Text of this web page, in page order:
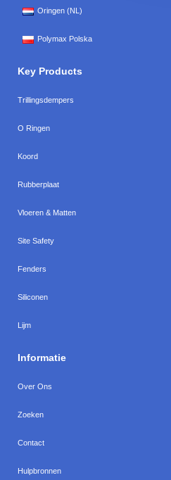
Oringen (NL)
Polymax Polska
Key Products
Trillingsdempers
O Ringen
Koord
Rubberplaat
Vloeren & Matten
Site Safety
Fenders
Siliconen
Lijm
Informatie
Over Ons
Zoeken
Contact
Hulpbronnen